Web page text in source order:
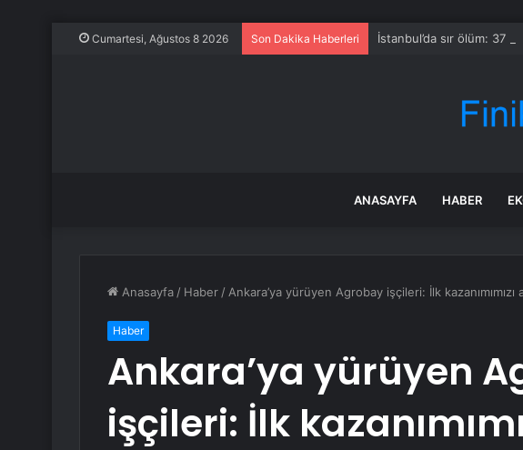
Cumartesi, Ağustos 8 2026 Son Dakika Haberleri İstanbul’da sır ölüm: 37
ANASAYFA HABER
Anasayfa / Haber / Ankara’ya yürüyen Agrobay işçileri: İlk kazanımımızı
Haber
Ankara’ya yürüyen
işçileri: İlk